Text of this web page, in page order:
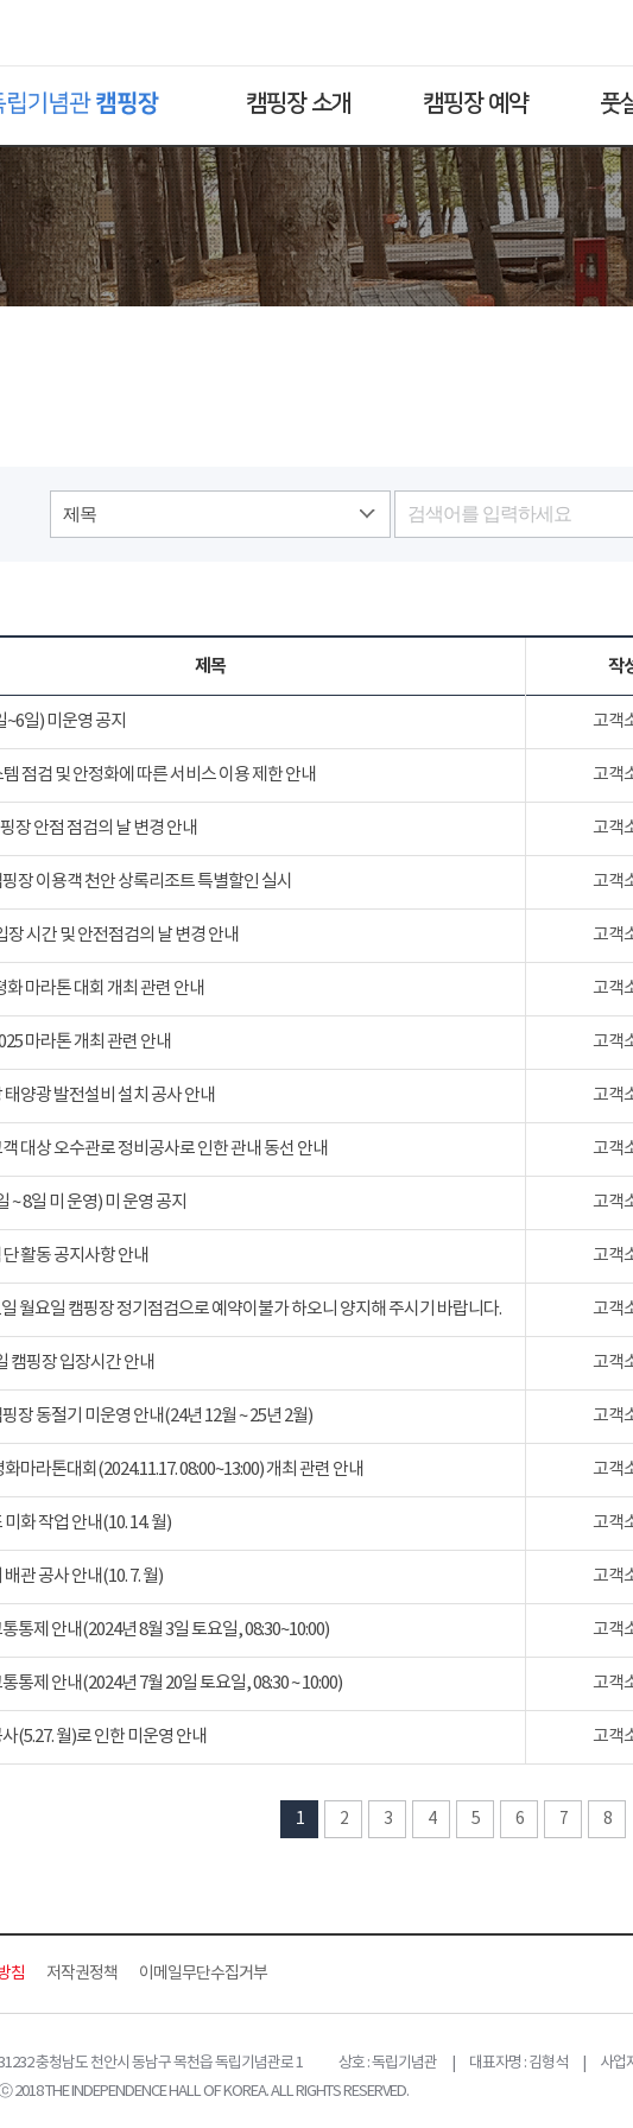
캠핑장 소개 캠핑장 예약 풋
제목
제목 작
일) 미운영 공지 고객
점검 및 안정화에 따른 서비스 이용 제한 안내 고객
장 안점 점검의 날 변경 안내 고객
장 이용객 천안 상록리조트 특별할인 실시 고객
장 시간 및 안전점검의 날 변경 안내 고객
화 마라톤 대회 개최 관련 안내 고객
마라톤 개최 관련 안내 고객
양광 발전설비 설치 공사 안내 고객
대상 오수관로 정비공사로 인한 관내 동선 안내 고객
~ 8일 미 운영) 미 운영 공지 고객
활동 공지사항 안내 고객
월요일 캠핑장 정기점검으로 예약이불가 하오니 양지해 주시기 바랍니다. 고객
캠핑장 입장시간 안내 고객
장 동절기 미운영 안내(24년 12월 ~ 25년 2월) 고객
마라톤대회(2024.11.17. 08:00~13:00) 개최 관련 안내 고객
화 작업 안내(10. 14. 월) 고객
관 공사 안내(10. 7. 월) 고객
통제 안내(2024년 8월 3일 토요일, 08:30~10:00) 고객
통제 안내(2024년 7월 20일 토요일, 08:30 ~ 10:00) 고객
(5.27. 월)로 인한 미운영 안내 고객
1 2 3 4 5 6 7 8
침 저작권정책 이메일무단수집거부
충청남도 천안시 동남구 목천읍 독립기념관로 1
상호 : 독립기념관 | 대표자명 : 김형석 | 사업자
2018 THE INDEPENDENCE HALL OF KOREA. ALL RIGHTS RESERVED.